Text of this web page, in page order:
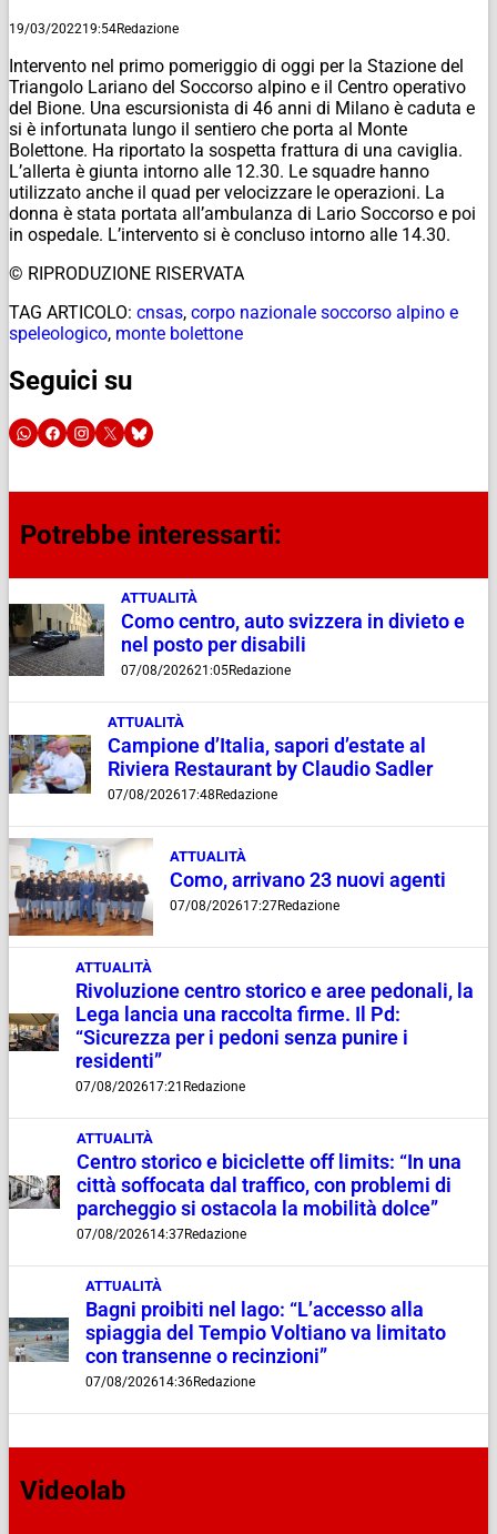
19/03/202219:54Redazione
Intervento nel primo pomeriggio di oggi per la Stazione del
Triangolo Lariano del Soccorso alpino e il Centro operativo
del Bione. Una escursionista di 46 anni di Milano è caduta e
si è infortunata lungo il sentiero che porta al Monte
Bolettone. Ha riportato la sospetta frattura di una caviglia.
L’allerta è giunta intorno alle 12.30. Le squadre hanno
utilizzato anche il quad per velocizzare le operazioni. La
donna è stata portata all’ambulanza di Lario Soccorso e poi
in ospedale. L’intervento si è concluso intorno alle 14.30.
© RIPRODUZIONE RISERVATA
TAG ARTICOLO: cnsas, corpo nazionale soccorso alpino e
speleologico, monte bolettone
Seguici su
Potrebbe interessarti:
ATTUALITÀ
Como centro, auto svizzera in divieto e
nel posto per disabili
07/08/202621:05Redazione
ATTUALITÀ
Campione d’Italia, sapori d’estate al
Riviera Restaurant by Claudio Sadler
07/08/202617:48 Redazione
ATTUALITÀ
Como, arrivano 23 nuovi agenti
07/08/202617:27Redazione
ATTUALITÀ
Rivoluzione centro storico e aree pedonali, la
Lega lancia una raccolta firme. Il Pd:
“Sicurezza per i pedoni senza punire i
residenti”
07/08/202617:21 Redazione
ATTUALITÀ
Centro storico e biciclette off limits: “In una
città soffocata dal traffico, con problemi di
parcheggio si ostacola la mobilità dolce”
07/08/202614:37Redazione
ATTUALITÀ
Bagni proibiti nel lago: “L’accesso alla
spiaggia del Tempio Voltiano va limitato
con transenne o recinzioni”
07/08/202614:36Redazione
Videolab